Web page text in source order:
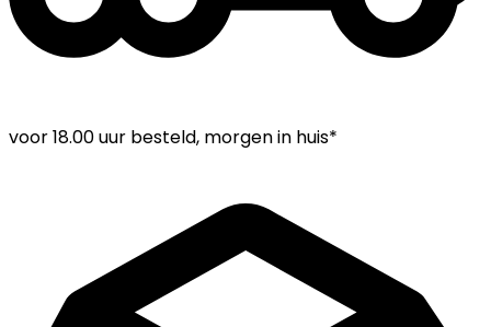
voor18.00 uur besteld, morgen in huis*